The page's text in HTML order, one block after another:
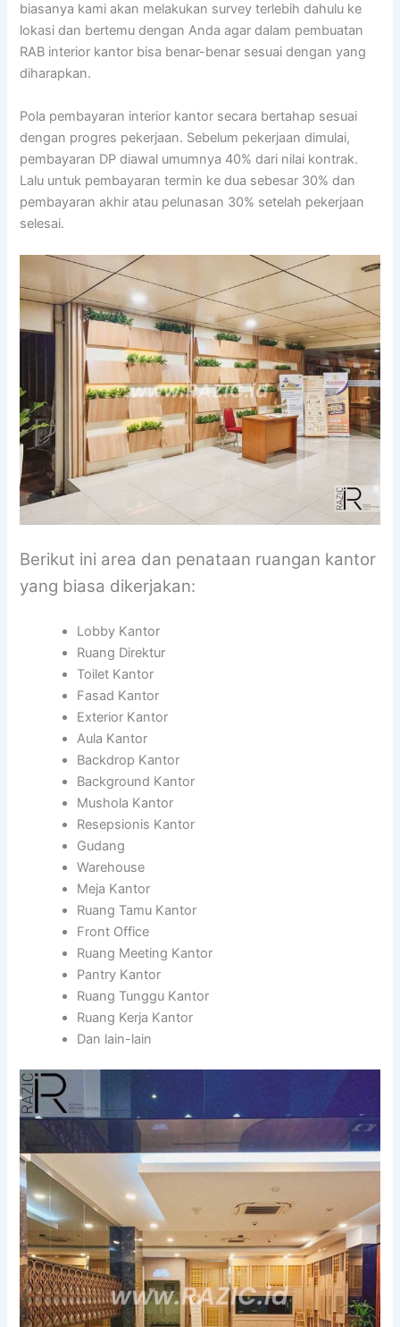
biasanya kami akan melakukan survey terlebih dahulu ke
lokasi dan bertemu dengan Anda agar dalam pembuatan
RAB interior kantor bisa benar-benar sesuai dengan yang
diharapkan.
Pola pembayaran interior kantor secara bertahap sesuai
dengan progres pekerjaan. Sebelum pekerjaan dimulai,
pembayaran DP diawal umumnya 40% dari nilai kontrak.
Lalu untuk pembayaran termin ke dua sebesar 30% dan
pembayaran akhir atau pelunasan 30% setelah pekerjaan
selesai.
Berikut ini area dan penataan ruangan kantor
yang biasa dikerjakan:
Lobby Kantor
Ruang Direktur
Toilet Kantor
Fasad Kantor
Exterior Kantor
Aula Kantor
Backdrop Kantor
Background Kantor
Mushola Kantor
Resepsionis Kantor
Gudang
Warehouse
Meja Kantor
Ruang Tamu Kantor
Front Office
Ruang Meeting Kantor
Pantry Kantor
Ruang Tunggu Kantor
Ruang Kerja Kantor
Dan lain-lain